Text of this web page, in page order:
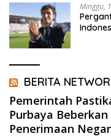
Minggu,
BERITA
Pemerintah
Purbaya
Penerimaan